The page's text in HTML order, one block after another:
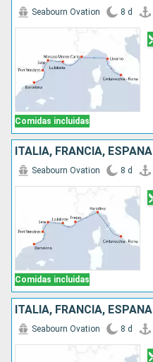
Comidas incluidas
Seabourn Ovation 8 d
ITALIA, FRANCIA, ESPAÑA
Comidas incluidas
Seabourn Ovation 8 d
ITALIA, FRANCIA, ESPAÑA
Seabourn Ovation 8 d